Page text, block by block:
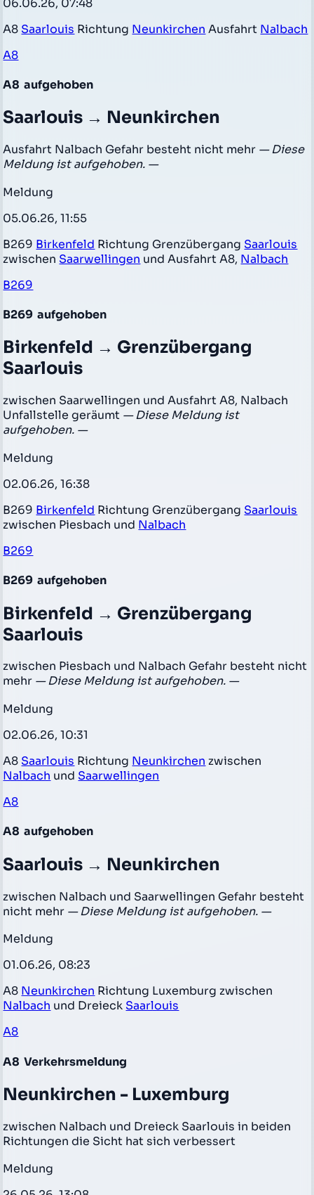
A8 Saarlouis Richtung Neunkirchen Ausfahrt Nalbach
A8
A8 aufgehoben
Saarlouis → Neunkirchen
Ausfahrt Nalbach Gefahr besteht nicht mehr — Diese
Meldung ist aufgehoben. —
Meldung
05.06.26, 11:55
B269 Birkenfeld Richtung Grenzübergang Saarlouis
zwischen Saarwellingen und Ausfahrt A8, Nalbach
B269
B269 aufgehoben
Birkenfeld → Grenzübergang
Saarlouis
zwischen Saarwellingen und Ausfahrt A8, Nalbach
Unfallstelle geräumt — Diese Meldung ist
aufgehoben. —
Meldung
02.06.26, 16:38
B269 Birkenfeld Richtung Grenzübergang Saarlouis
zwischen Piesbach und Nalbach
B269
B269 aufgehoben
Birkenfeld → Grenzübergang
Saarlouis
zwischen Piesbach und Nalbach Gefahr besteht nicht
mehr — Diese Meldung ist aufgehoben. —
Meldung
02.06.26, 10:31
A8 Saarlouis Richtung Neunkirchen zwischen
Nalbach und Saarwellingen
A8
A8 aufgehoben
Saarlouis → Neunkirchen
zwischen Nalbach und Saarwellingen Gefahr besteht
nicht mehr — Diese Meldung ist aufgehoben. —
Meldung
01.06.26, 08:23
A8 Neunkirchen Richtung Luxemburg zwischen
Nalbach und Dreieck Saarlouis
A8
A8 Verkehrsmeldung
Neunkirchen - Luxemburg
zwischen Nalbach und Dreieck Saarlouis in beiden
Richtungen die Sicht hat sich verbessert
Meldung